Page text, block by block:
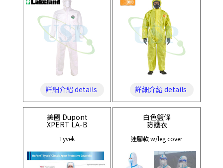
詳細介紹 details 詳細介紹 details
美國 Dupont
XPERT LA-B
Tyvek
白色籃條
防護衣
連腳款 w/leg cover